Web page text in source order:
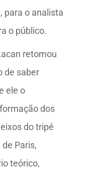
para o analista
o público.
retomou
de saber
ele o
dos
do tripé
Paris,
teórico,